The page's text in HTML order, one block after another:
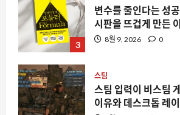
4
스팀
스팀 입력이 비스팀
이유와 데스크톱 레이
자동차
닛산이 중국 차를 베